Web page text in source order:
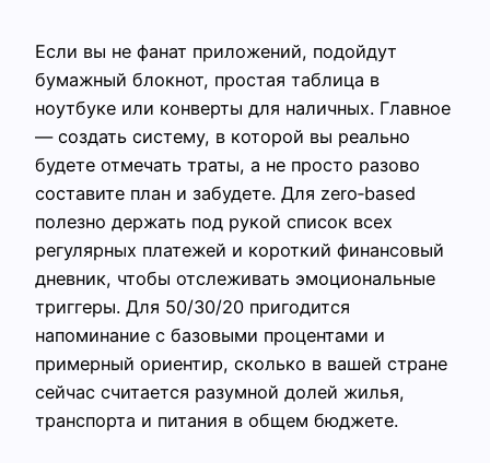
Если вы не фанат приложений, подойдут
бумажный блокнот, простая таблица в
ноутбуке или конверты для наличных. Главное
— создать систему, в которой вы реально
будете отмечать траты, а не просто разово
составите план и забудете. Для zero‑based
полезно держать под рукой список всех
регулярных платежей и короткий финансовый
дневник, чтобы отслеживать эмоциональные
триггеры. Для 50/30/20 пригодится
напоминание с базовыми процентами и
примерный ориентир, сколько в вашей стране
сейчас считается разумной долей жилья,
транспорта и питания в общем бюджете.